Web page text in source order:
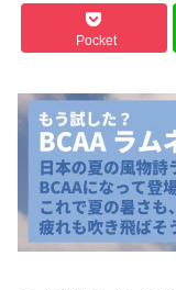
Pocket